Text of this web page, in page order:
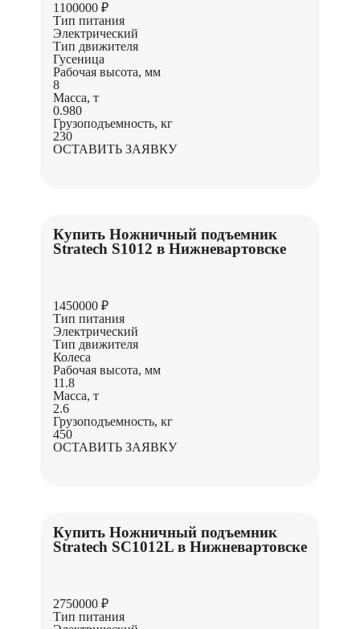
1100000 ₽
Тип питания
Электрический
Тип движителя
Гусеница
Рабочая высота, мм
8
Масса, т
0.980
Грузоподъемность, кг
230
ОСТАВИТЬ ЗАЯВКУ
Купить Ножничный подъемник
Stratech S1012 в Нижневартовске
1450000 ₽
Тип питания
Электрический
Тип движителя
Колеса
Рабочая высота, мм
11.8
Масса, т
2.6
Грузоподъемность, кг
450
ОСТАВИТЬ ЗАЯВКУ
Купить Ножничный подъемник
Stratech SC1012L в Нижневартовске
2750000 ₽
Тип питания